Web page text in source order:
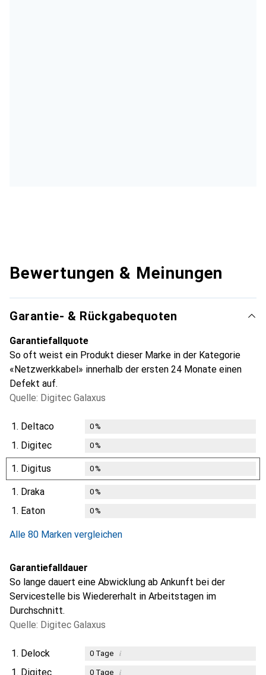
Bewertungen & Meinungen
Garantie- & Rückgabequoten
Garantiefallquote
So oft weist ein Produkt dieser Marke in der Kategorie
«Netzwerkkabel» innerhalb der ersten 24 Monate einen
Defekt auf.
Quelle: Digitec Galaxus
1. Deltaco 0%
1. Digitec 0%
1. Digitus 0%
1. Draka 0%
1. Eaton 0%
Alle 80 Marken vergleichen
Garantiefalldauer
So lange dauert eine Abwicklung ab Ankunft bei der
Servicestelle bis Wiedererhalt in Arbeitstagen im
Durchschnitt.
Quelle: Digitec Galaxus
1. Delock 0Tage i
1. Digitec 0Tage i